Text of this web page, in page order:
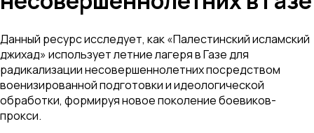
Данный ресурс исследует, как «Палестинский исламский
джихад» использует летние лагеря в Газе для
радикализации несовершеннолетних посредством
военизированной подготовки и идеологической
обработки, формируя новое поколение боевиков-
прокси.